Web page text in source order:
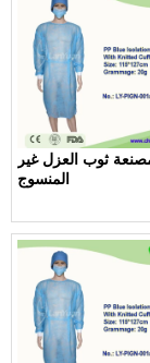
ثوب العزل غير
المنسوج